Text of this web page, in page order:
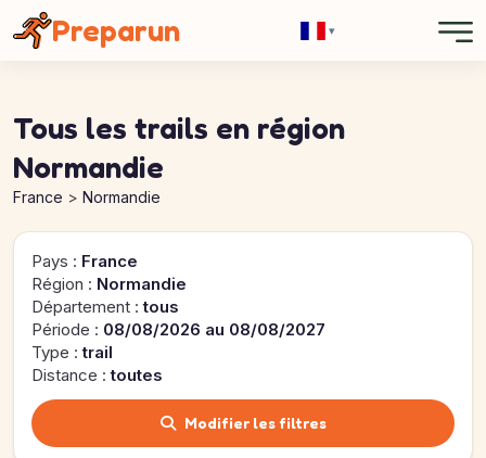
Preparun ▾
Tous les trails en région
Normandie
France Normandie
Pays : France
Région : Normandie
Département :tous
Période : 08/08/2026 au 08/08/2027
Type :trail
Distance :toutes
Modifier les filtres
Panneau de gestion des cookies